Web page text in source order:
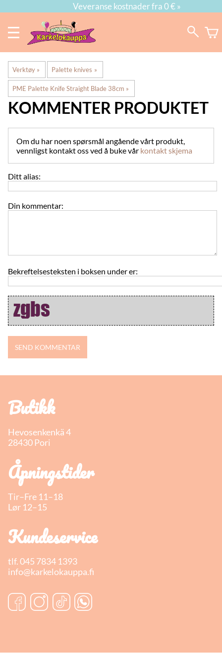
Veveranse kostnader fra 0 € »
Verktøy ‪» Palette knives ‪»
PME Palette Knife Straight Blade 38cm ‪»
KOMMENTER PRODUKTET
Om du har noen spørsmål angående vårt produkt,
vennligst kontakt oss ved å buke vår kontakt skjema
Ditt alias:
Din kommentar:
Bekreftelsesteksten i boksen under er:
Butikk
Hevosenkenkä 4
28430 Pori
Åpningstider
Tir–Fre 11–18
Lør 12–15
Kundeservice
tlf.045 7834 1393
info@karkelokauppa.fi